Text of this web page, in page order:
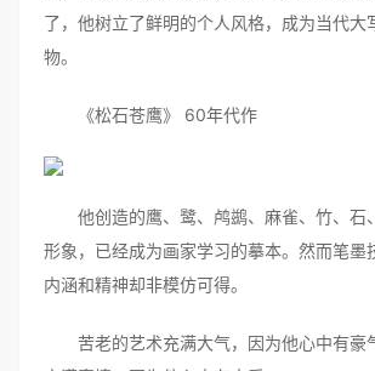
了，他树立了鲜明的个人风格，成为当代大
物。
《松石苍鹰》 60年代作
他创造的鹰、鹭、鸬鹚、麻雀、竹、石
形象，已经成为画家学习的摹本。然而笔墨
内涵和精神却非模仿可得。
苦老的艺术充满大气，因为他心中有豪